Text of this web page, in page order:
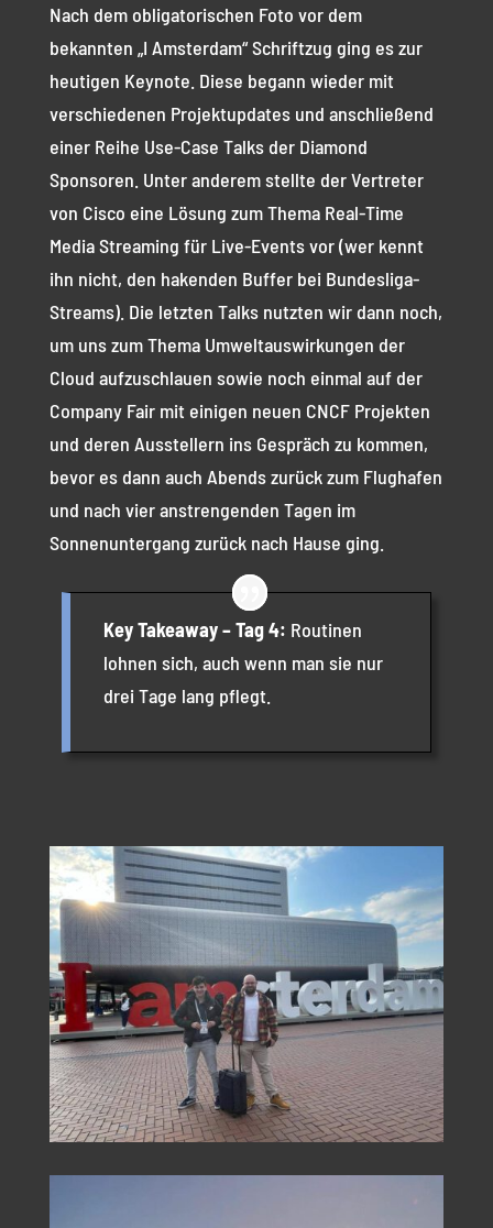
Nach dem obligatorischen Foto vor dem
bekannten „I Amsterdam“ Schriftzug ging es zur
heutigen Keynote. Diese begann wieder mit
verschiedenen Projektupdates und anschließend
einer Reihe Use-Case Talks der Diamond
Sponsoren. Unter anderem stellte der Vertreter
von Cisco eine Lösung zum Thema Real-Time
Media Streaming für Live-Events vor (wer kennt
ihn nicht, den hakenden Buffer bei Bundesliga-
Streams). Die letzten Talks nutzten wir dann noch,
um uns zum Thema Umweltauswirkungen der
Cloud aufzuschlauen sowie noch einmal auf der
Company Fair mit einigen neuen CNCF Projekten
und deren Ausstellern ins Gespräch zu kommen,
bevor es dann auch Abends zurück zum Flughafen
und nach vier anstrengenden Tagen im
Sonnenuntergang zurück nach Hause ging.
Key Takeaway – Tag 4: Routinen
lohnen sich, auch wenn man sie nur
drei Tage lang pflegt.